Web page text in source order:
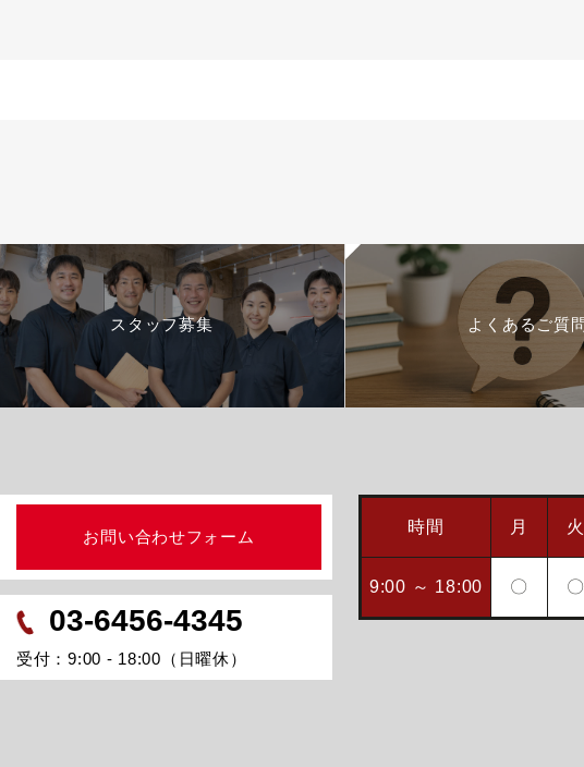
スタッフ募集 よくあるご質
お問い合わせフォーム
03-6456-4345
受付：9:00 - 18:00（日曜休）
時間 月 火
9:00 ～ 18:00 〇 〇